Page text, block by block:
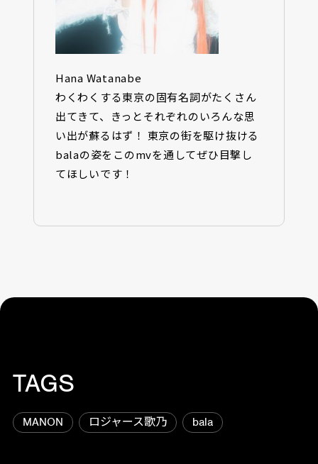
Hana Watanabe
わくわくする東京の固有名詞がたくさん
出てきて、きっとそれぞれのいろんな思
い出が蘇るはず！ 東京の街を駆け抜ける
balaの姿をこのmvを通してぜひ目撃し
てほしいです！
TAGS
MANON ロジャース歌乃 bala